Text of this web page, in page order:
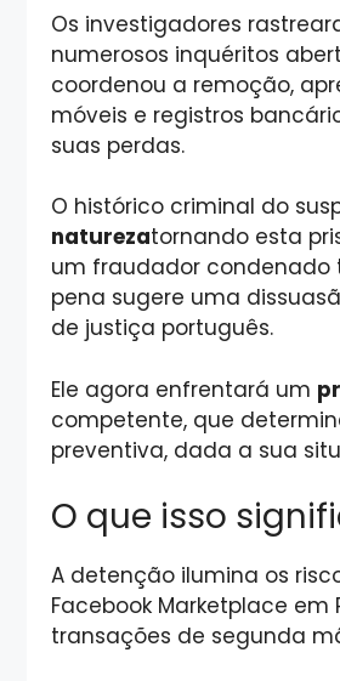
Os investigadores
numerosos inquéritos
coordenou a remoção,
móveis e registros
suas perdas.
O histórico criminal do
naturezatornando esta
um fraudador condenado
pena sugere uma
de justiça português.
Ele agora enfrentará um
competente, que
preventiva, dada a sua
O que isso
A detenção ilumina os
Facebook Marketplace
transações de segunda